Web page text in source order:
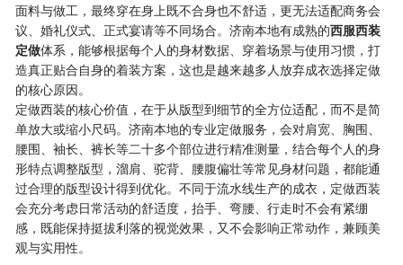
面料与做工，最终穿在身上既不合身也不舒适，更无法适配商务会
议、婚礼仪式、正式宴请等不同场合。济南本地有成熟的西服西装
定做体系，能够根据每个人的身材数据、穿着场景与使用习惯，打
造真正贴合自身的着装方案，这也是越来越多人放弃成衣选择定做
的核心原因。
定做西装的核心价值，在于从版型到细节的全方位适配，而不是简
单放大或缩小尺码。济南本地的专业定做服务，会对肩宽、胸围、
腰围、袖长、裤长等二十多个部位进行精准测量，结合每个人的身
形特点调整版型，溜肩、驼背、腰腹偏壮等常见身材问题，都能通
过合理的版型设计得到优化。不同于流水线生产的成衣，定做西装
会充分考虑日常活动的舒适度，抬手、弯腰、行走时不会有紧绷
感，既能保持挺拔利落的视觉效果，又不会影响正常动作，兼顾美
观与实用性。